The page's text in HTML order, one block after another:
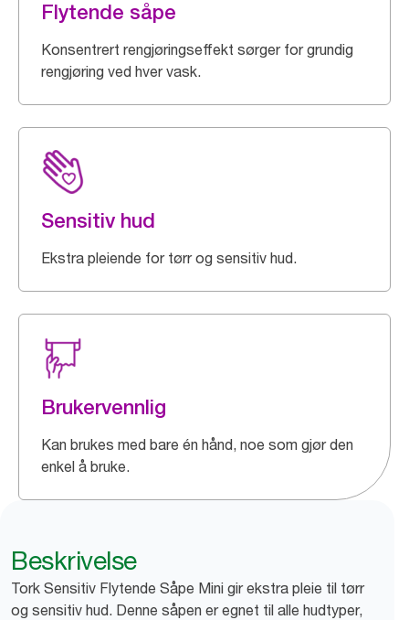
Flytende såpe
Konsentrert rengjøringseffekt sørger for grundig
rengjøring ved hver vask.
Sensitiv hud
Ekstra pleiende for tørr og sensitiv hud.
Brukervennlig
Kan brukes med bare én hånd, noe som gjør den
enkel å bruke.
Beskrivelse
Tork Sensitiv Flytende Såpe Mini gir ekstra pleie til tørr
og sensitiv hud. Denne såpen er egnet til alle hudtyper,